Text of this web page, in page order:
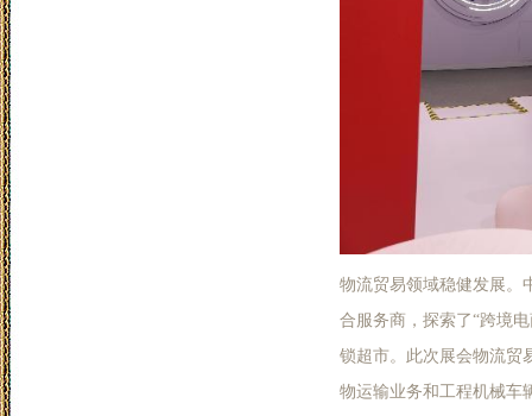
物流贸易领域稳健发展。
合服务商，探索了“跨境
锁超市。此次展会物流贸
物运输业务和工程机械车